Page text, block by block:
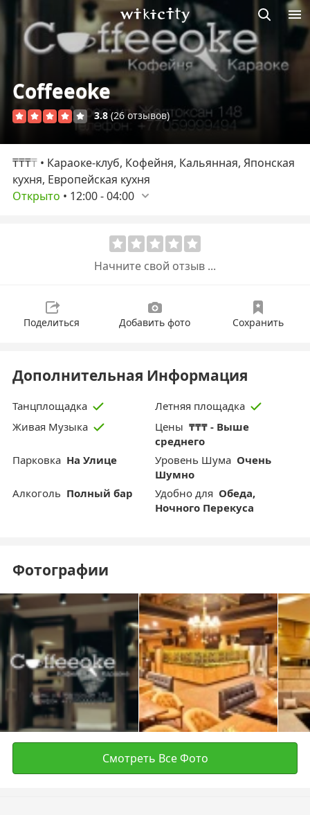
Викисити
Coffeeoke
3.8 (26 отзывов)
₸₸₸₸ • Караоке-клуб, Кофейня, Кальянная, Японская
кухня, Европейская кухня
Открыто • 12:00-04:00
Начните свой отзыв ...
Поделиться Добавить фото Сохранить
Дополнительная Информация
Танцплощадка
Летняя площадка
Живая Музыка
Цены ₸₸₸ - Выше
среднего
Парковка На Улице Уровень Шума Очень
Шумно
Aлкоголь Полный бар Удобно для Обеда,
Ночного Перекуса
Фотографии
Смотреть Все Фото